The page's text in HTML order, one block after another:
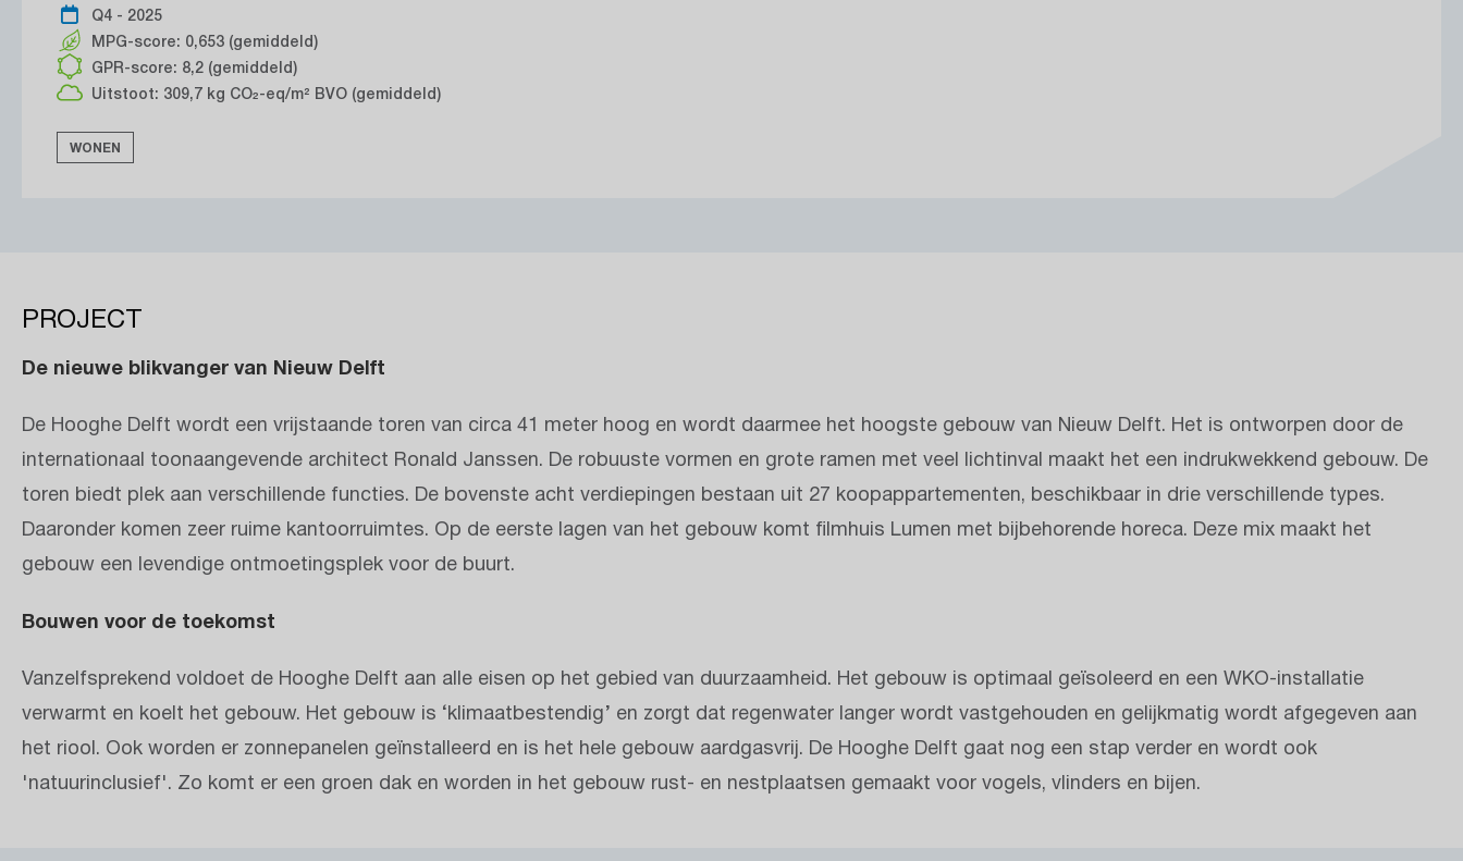
Q4 - 2025
MPG-score: 0,653 (gemiddeld)
GPR-score: 8,2 (gemiddeld)
Uitstoot: 309,7 kg CO₂-eq/m² BVO (gemiddeld)
WONEN
PROJECT
De nieuwe blikvanger van Nieuw Delft
De Hooghe Delft wordt een vrijstaande toren van circa 41 meter hoog en wordt daarmee het hoogste gebouw van Nieuw Delft. Het is ontworpen door de
internationaal toonaangevende architect Ronald Janssen. De robuuste vormen en grote ramen met veel lichtinval maakt het een indrukwekkend gebouw. De
toren biedt plek aan verschillende functies. De bovenste acht verdiepingen bestaan uit 27 koopappartementen, beschikbaar in drie verschillende types.
Daaronder komen zeer ruime kantoorruimtes. Op de eerste lagen van het gebouw komt filmhuis Lumen met bijbehorende horeca. Deze mix maakt het
gebouw een levendige ontmoetingsplek voor de buurt.
Bouwen voor de toekomst
Vanzelfsprekend voldoet de Hooghe Delft aan alle eisen op het gebied van duurzaamheid. Het gebouw is optimaal geïsoleerd en een WKO-installatie
verwarmt en koelt het gebouw. Het gebouw is ‘klimaatbestendig’ en zorgt dat regenwater langer wordt vastgehouden en gelijkmatig wordt afgegeven aan
het riool. Ook worden er zonnepanelen geïnstalleerd en is het hele gebouw aardgasvrij. De Hooghe Delft gaat nog een stap verder en wordt ook
'natuurinclusief'. Zo komt er een groen dak en worden in het gebouw rust- en nestplaatsen gemaakt voor vogels, vlinders en bijen.